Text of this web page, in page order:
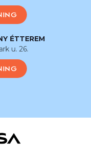
ÉTTEREM
u. 26.